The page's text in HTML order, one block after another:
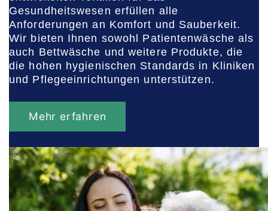
Gesundheitswesen erfüllen alle
Anforderungen an Komfort und Sauberkeit.
Wir bieten Ihnen sowohl Patientenwäsche als
auch Bettwäsche und weitere Produkte, die
die hohen hygienischen Standards in Kliniken
und Pflegeeinrichtungen unterstützen.
Mehr erfahren